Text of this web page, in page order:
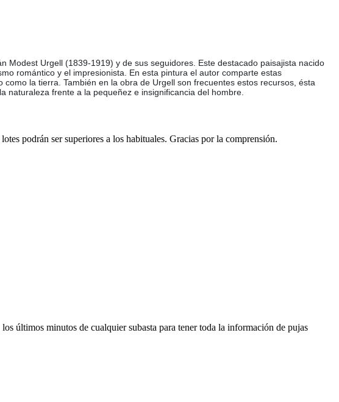
Urgell (1839-1919) y de sus seguidores. Este destacado paisajista nacido
romántico y el impresionista. En esta pintura el autor comparte estas
la tierra. También en la obra de Urgell son frecuentes estos recursos, ésta
naturaleza frente a la pequeñez e insignificancia del hombre.
podrán ser superiores a los habituales. Gracias por la comprensión.
últimos minutos de cualquier subasta para tener toda la información de pujas